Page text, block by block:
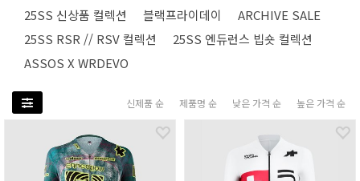
25SS 신상품 컬렉션
블랙프라이데이
ARCHIVE SALE
25SS RSR // RSV 컬렉션
25SS 엔듀런스 빕숏 컬렉션
ASSOS X WRDEVO
신제품 순 제품명 순 낮은 가격 순 높은 가격 순